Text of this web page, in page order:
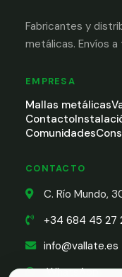
Fabricantes y
metálicas. Envíos a
EMPRESA
Mallas metálicas
Contacto
Comunidades
CONTACTO
C. Río Mundo,
+34 684 45 27
info@vallate.es
WhatsApp